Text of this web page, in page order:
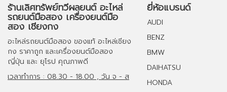
ร้านเลิศทรัพย์ทวีผลยนต์ อะไหล่
รถยนต์มือสอง เครื่องยนต์มือ
สอง เชียงกง
อะไหล่รถยนต์มือสอง ของแท้ อะไหล่เชียง
กง ราคาถูก และเครื่องยนต์มือสอง
ญี่ปุ่น และ ยุโรป คุณภาพดี
เวลาทำการ : 08.30 - 18.00 , วัน จ - ส
ยี่ห้อแบรนด์
AUDI
BENZ
BMW
DAIHATSU
HONDA